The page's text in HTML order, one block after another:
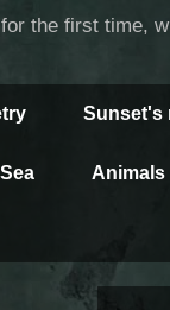
the first time,
Sunset's
Sea Animals